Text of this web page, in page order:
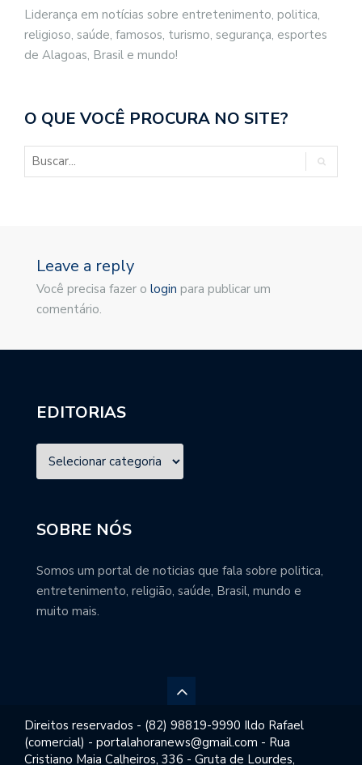
Liderança em notícias sobre entretenimento, politica,
religioso, saúde, famosos, turismo, segurança, esportes
de Alagoas, Brasil e mundo!
O QUE VOCÊ PROCURA NO SITE?
Leave a reply
Você precisa fazer o login para publicar um
comentário.
EDITORIAS
SOBRE NÓS
Somos um portal de noticias que fala sobre politica,
entretenimento, religião, saúde, Brasil, mundo e
muito mais.
Direitos reservados - (82) 98819-9990 Ildo Rafael
(comercial) - portalahoranews@gmail.com - Rua
Cristiano Maia Calheiros, 336 - Gruta de Lourdes,